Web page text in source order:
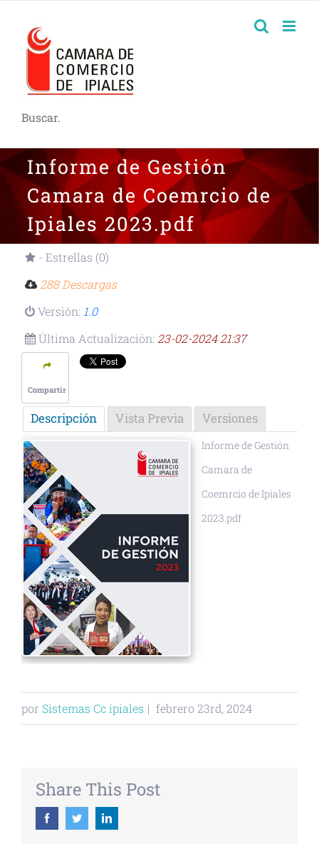
Buscar.
Informe de Gestión
Camara de Coemrcio de
Ipiales 2023.pdf
- Estrellas (0)
288 Descargas
Versión: 1.0
Última Actualización: 23-02-2024 21:37
Compartir
Descripción Vista Previa Versiones
Informe de Gestión
Camara de
Coemrcio de Ipiales
2023.pdf
por Sistemas Cc ipiales | febrero 23rd, 2024
Share This Post
FacebookTwitterLinkedin